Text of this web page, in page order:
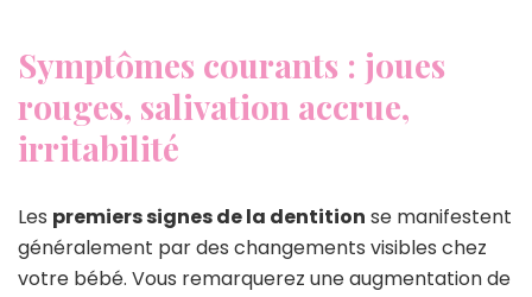
Symptômes courants : joues
rouges, salivation accrue,
irritabilité
Les premiers signes de la dentition se manifestent
généralement par des changements visibles chez
votre bébé. Vous remarquerez une augmentation de